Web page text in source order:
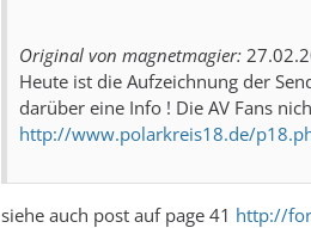
Original von magnetmagier:
Heute ist die Aufzeichnung der
darüber eine Info ! Die AV Fans
http://www.polarkreis18.de/
siehe auch post auf page 41 http://